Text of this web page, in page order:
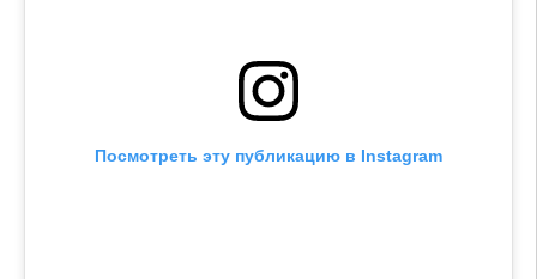
Посмотреть эту публикацию в Instagram